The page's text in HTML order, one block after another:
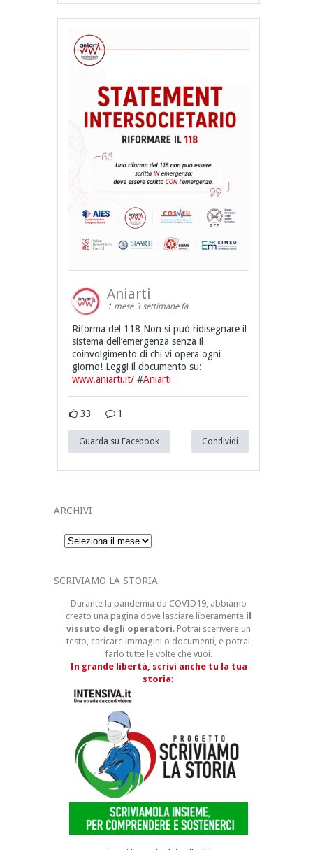
Aniarti
1 mese 3 settimane fa
Riforma del 118 Non si può ridisegnare il
sistema dell’emergenza senza il
coinvolgimento di chi vi opera ogni
giorno! Leggi il documento su:
www.aniarti.it/#Aniarti
33 1
Guarda su Facebook Condividi
ARCHIVI
Archivi
SCRIVIAMO LA STORIA
Durante la pandemia da COVID19, abbiamo
creato una pagina dove lasciare liberamenteil
vissuto degli operatori. Potrai scerivere un
testo, caricare immagini o documenti, e potrai
farlo tutte le volte che vuoi.
In grande libertà, scrivi anche tu la tua
storia: